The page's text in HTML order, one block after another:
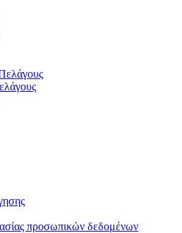
προσωπικών δεδομένων